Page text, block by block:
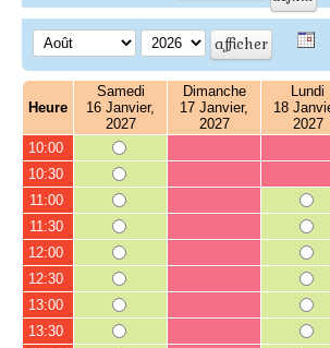
Heure
Samedi
16 Janvier,
2027
Dimanche
17 Janvier,
2027
Lundi
18
2027
10:00
10:30
11:00
11:30
12:00
12:30
13:00
13:30